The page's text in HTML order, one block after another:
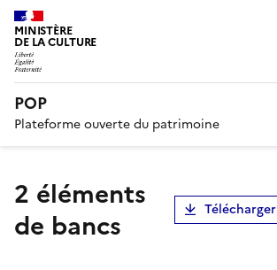
MINISTÈRE
DE LA CULTURE
POP
Plateforme ouverte du patrimoine
2 éléments
de bancs
Télécharger